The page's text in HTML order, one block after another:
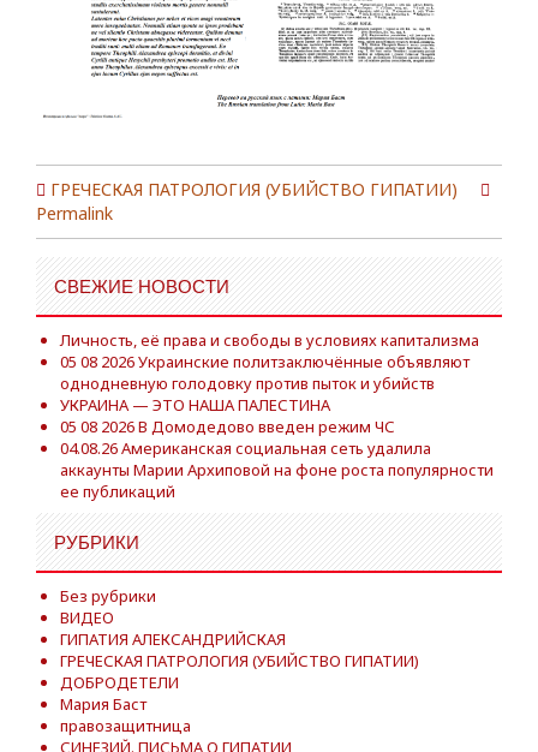
ГРЕЧЕСКАЯ ПАТРОЛОГИЯ (УБИЙСТВО ГИПАТИИ)
Permalink
СВЕЖИЕ НОВОСТИ
Личность, её права и свободы в условиях капитализма
05 08 2026 Украинские политзаключённые объявляют
однодневную голодовку против пыток и убийств
УКРАИНА — ЭТО НАША ПАЛЕСТИНА
05 08 2026 В Домодедово введен режим ЧС
04.08.26 Американская социальная сеть удалила
аккаунты Марии Архиповой на фоне роста популярности
ее публикаций
РУБРИКИ
Без рубрики
ВИДЕО
ГИПАТИЯ АЛЕКСАНДРИЙСКАЯ
ГРЕЧЕСКАЯ ПАТРОЛОГИЯ (УБИЙСТВО ГИПАТИИ)
ДОБРОДЕТЕЛИ
Мария Баст
правозащитница
СИНЕЗИЙ. ПИСЬМА О ГИПАТИИ